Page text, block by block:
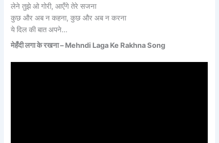
लेने तुझे ओ गोरी, आएँगे तेरे सजना
कुछ और अब न कहना, कुछ और अब न करना
ये दिल की बात अपने…
मेहँदी लगा के रखना – Mehndi Laga Ke Rakhna Song